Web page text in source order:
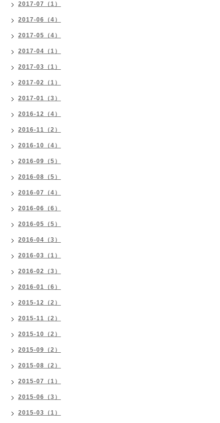
2017-07（1）
2017-06（4）
2017-05（4）
2017-04（1）
2017-03（1）
2017-02（1）
2017-01（3）
2016-12（4）
2016-11（2）
2016-10（4）
2016-09（5）
2016-08（5）
2016-07（4）
2016-06（6）
2016-05（5）
2016-04（3）
2016-03（1）
2016-02（3）
2016-01（6）
2015-12（2）
2015-11（2）
2015-10（2）
2015-09（2）
2015-08（2）
2015-07（1）
2015-06（3）
2015-03（1）